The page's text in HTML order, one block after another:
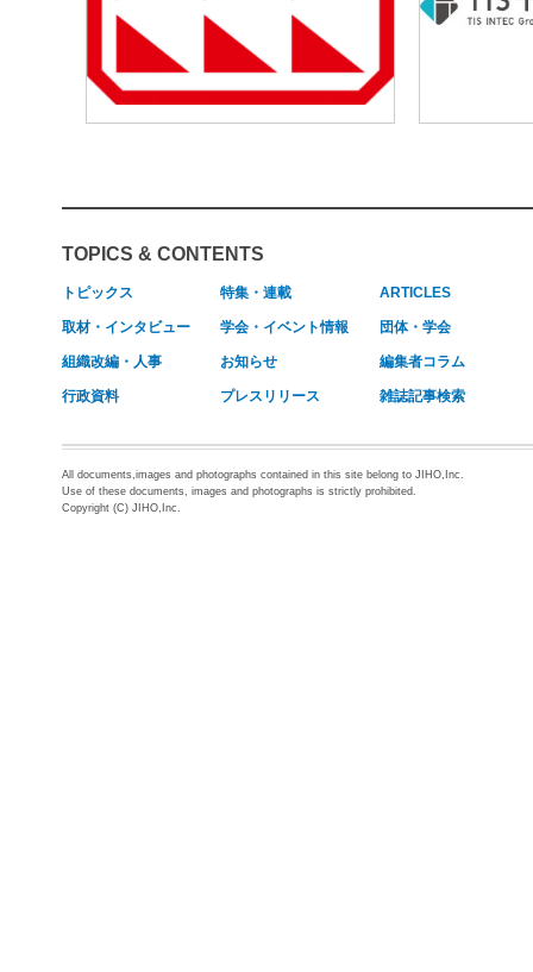
TOPICS & CONTENTS
トピックス 特集・連載 ARTICLES
取材・インタビュー 学会・イベント情報 団体・学会
組織改編・人事 お知らせ 編集者コラム
行政資料 プレスリリース 雑誌記事検索
All documents,images and photographs contained in this site belong to JIHO,Inc.
Use of these documents, images and photographs is strictly prohibited.
Copyright (C) JIHO,Inc.